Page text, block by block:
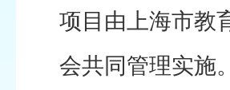
项目由上海市教
会共同管理实施